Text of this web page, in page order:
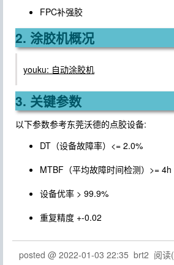
FPC补强胶
2. 涂胶机概况
youku: 自动涂胶机
3. 关键参数
以下参数参考东莞沃德的点胶设备:
DT（设备故障率）<= 2.0%
MTBF（平均故障时间检测）>= 4h
设备优率 > 99.9%
重复精度 +-0.02
posted @ 2022-01-03 22:35 brt2 阅读(